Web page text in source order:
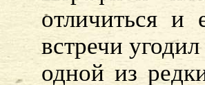
отличиться
встречи
одной из